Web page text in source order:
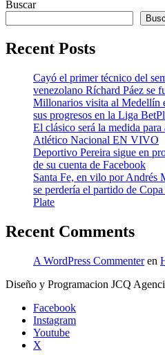
Buscar
Recent Posts
Cayó el primer técnico del
venezolano Ríchard Páez se
Millonarios visita al Medellín
sus progresos en la Liga
El clásico será la medida
Atlético Nacional EN VIVO
Deportivo Pereira sigue en
de su cuenta de Facebook
Santa Fe, en vilo por Andrés
se perdería el partido de
Plate
Recent Comments
A WordPress Commenteren
Diseño y Programacion JCQ
Facebook
Instagram
Youtube
X